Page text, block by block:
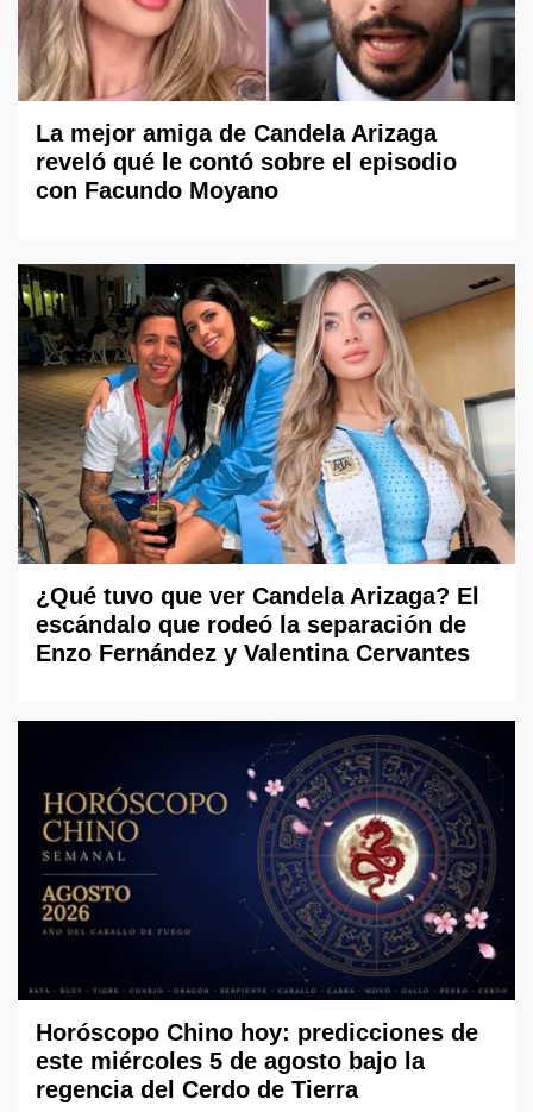
La mejor amiga de Candela Arizaga
reveló qué le contó sobre el episodio
con Facundo Moyano
¿Qué tuvo que ver Candela Arizaga? El
escándalo que rodeó la separación de
Enzo Fernández y Valentina Cervantes
Horóscopo Chino hoy: predicciones de
este miércoles 5 de agosto bajo la
regencia del Cerdo de Tierra